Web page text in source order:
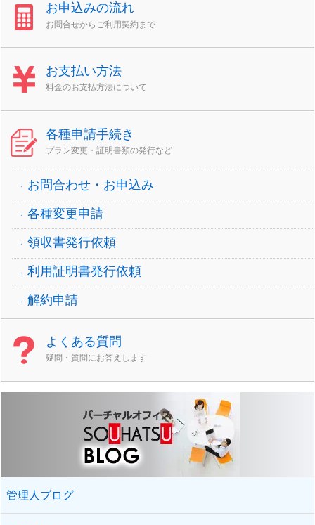
お申込みの流れ
お問合せからご利用契約まで
お支払い方法
料金のお支払方法について
各種申請手続き
プラン変更・証明書類の発行など
お問合わせ・お申込み
各種変更申請
領収書発行依頼
利用証明書発行依頼
解約申請
よくある質問
疑問・質問にお答えします
管理人ブログ